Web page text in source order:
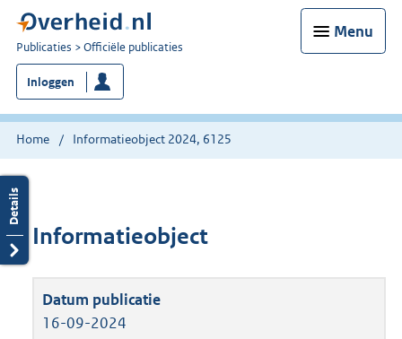
Menu
U
bent
nu
hier:
Publicaties Officiële publicaties
Inloggen
Home Informatieobject 2024, 6125
Informatieobject
16-09-2024